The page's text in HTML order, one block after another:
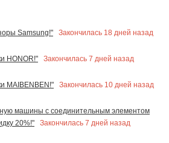
Samsung!"
Закончилась 18 дней назад
HONOR!"
Закончилась 7 дней назад
MAIBENBEN!"
Закончилась 10 дней назад
машины с соединительным элементом
20%!"
Закончилась 7 дней назад